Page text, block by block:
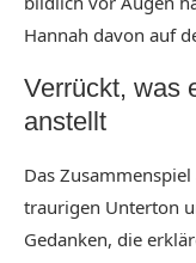
Hannah davon auf
Verrückt, was
anstellt
Das
traurigen Unterton
Gedanken, die